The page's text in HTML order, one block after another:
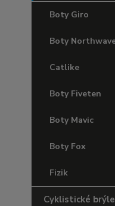
Boty Giro
Boty
Catlike
Boty Fiveten
Boty Mavic
Boty Fox
Fizik
Cyklistické brýle